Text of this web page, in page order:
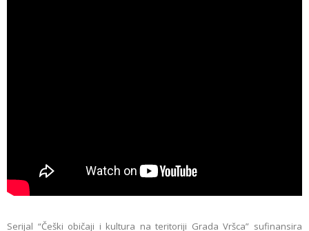
Serijal “Češki običaji i kultura na teritoriji Grada Vršca” sufinansira